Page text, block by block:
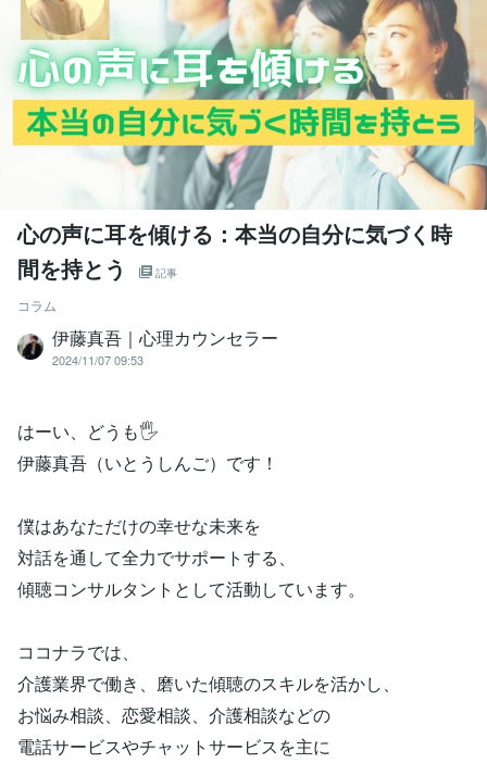
心の声に耳を傾ける：本当の自分に気づく時
間を持とう
記事
コラム
伊藤真吾｜心理カウンセラー
2024/11/07 09:53
はーい、どうも🖐️
伊藤真吾（いとうしんご）です！
僕はあなただけの幸せな未来を
対話を通して全力でサポートする、
傾聴コンサルタントとして活動しています。
ココナラでは、
介護業界で働き、磨いた傾聴のスキルを活かし、
お悩み相談、恋愛相談、介護相談などの
電話サービスやチャットサービスを主に